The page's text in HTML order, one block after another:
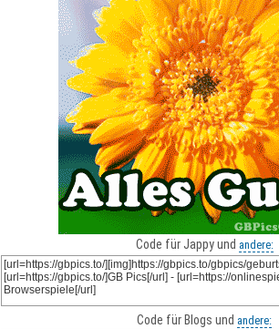
Code für Jappy und andere:
Code für Blogs und andere: